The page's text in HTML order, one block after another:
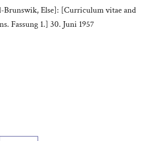
Brunswik, Else]: [Curriculum vitae and
Fassung 1.] 30. Juni 1957